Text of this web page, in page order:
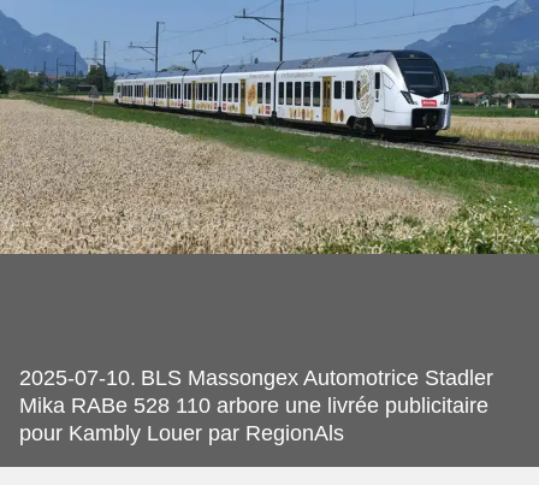
2025-07-10. BLS Massongex Automotrice Stadler
Mika RABe 528 110 arbore une livrée publicitaire
pour Kambly Louer par RegionAls